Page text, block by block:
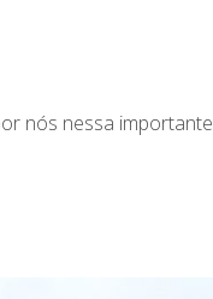
nós nessa importante